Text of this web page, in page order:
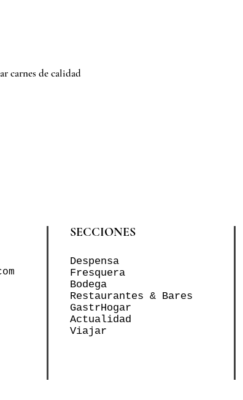
carnes de calidad
SECCIONES
Despensa
Fresquera
Bodega
Restaurantes & Bares
GastrHogar
Actualidad
Viajar